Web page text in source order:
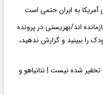
آمریکا به ایران حتمی است
اند/بهزیستی در پرونده
را ببینید و گزارش ندهید،
شده نیست | نتانیاهو و